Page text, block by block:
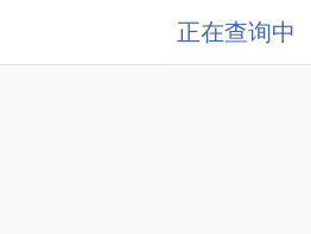
正在查询中